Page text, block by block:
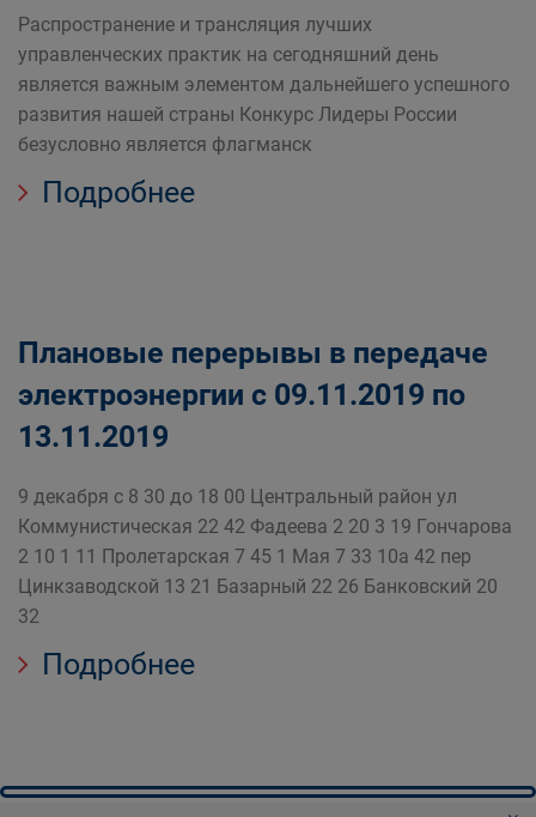
Распространение и трансляция лучших
управленческих практик на сегодняшний день
является важным элементом дальнейшего успешного
развития нашей страны Конкурс Лидеры России
безусловно является флагманск
Подробнее
Плановые перерывы в передаче
электроэнергии с 09.11.2019 по
13.11.2019
9 декабря с 8 30 до 18 00 Центральный район ул
Коммунистическая 22 42 Фадеева 2 20 3 19 Гончарова
2 10 1 11 Пролетарская 7 45 1 Мая 7 33 10а 42 пер
Цинкзаводской 13 21 Базарный 22 26 Банковский 20
32
Подробнее